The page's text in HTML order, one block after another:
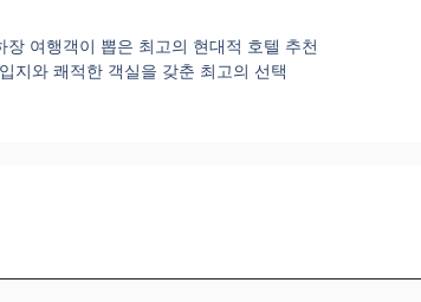
여행객이 뽑은 최고의 현대적 호텔 추천
지와 쾌적한 객실을 갖춘 최고의 선택